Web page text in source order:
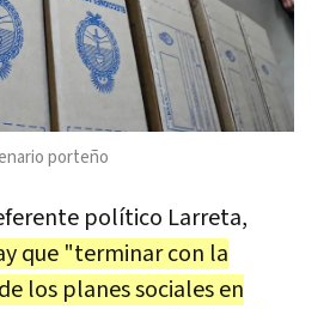
porteño
político Larreta,
que "terminar con la
los planes sociales en